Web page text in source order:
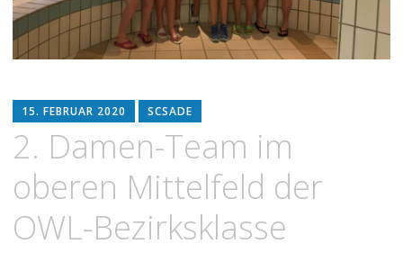
15. FEBRUAR 2020 SCSADE
2. Damen-Team im
oberen Mittelfeld der
OWL-Bezirksklasse